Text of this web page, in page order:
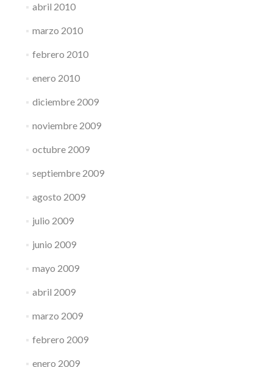
abril 2010
marzo 2010
febrero 2010
enero 2010
diciembre 2009
noviembre 2009
octubre 2009
septiembre 2009
agosto 2009
julio 2009
junio 2009
mayo 2009
abril 2009
marzo 2009
febrero 2009
enero 2009